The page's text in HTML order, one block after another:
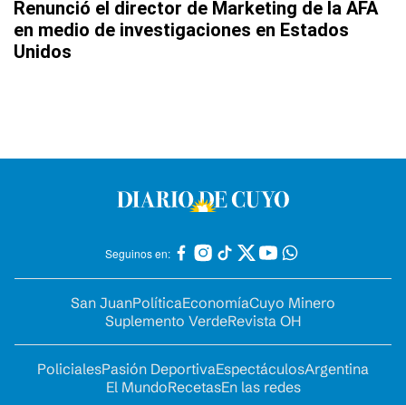
Renunció el director de Marketing de la AFA
en medio de investigaciones en Estados
Unidos
Seguinos en:
San JuanPolíticaEconomíaCuyo Minero
Suplemento VerdeRevista OH
PolicialesPasión DeportivaEspectáculosArgentina
El MundoRecetasEn las redes